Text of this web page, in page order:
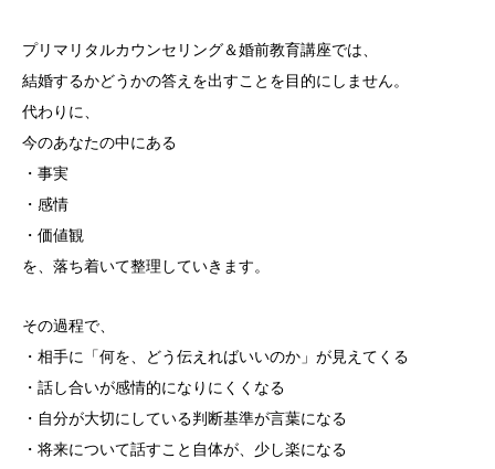
プリマリタルカウンセリング＆婚前教育講座では、
結婚するかどうかの答えを出すことを目的にしません。
代わりに、
今のあなたの中にある
・事実
・感情
・価値観
を、落ち着いて整理していきます。
その過程で、
・相手に「何を、どう伝えればいいのか」が見えてくる
・話し合いが感情的になりにくくなる
・自分が大切にしている判断基準が言葉になる
・将来について話すこと自体が、少し楽になる